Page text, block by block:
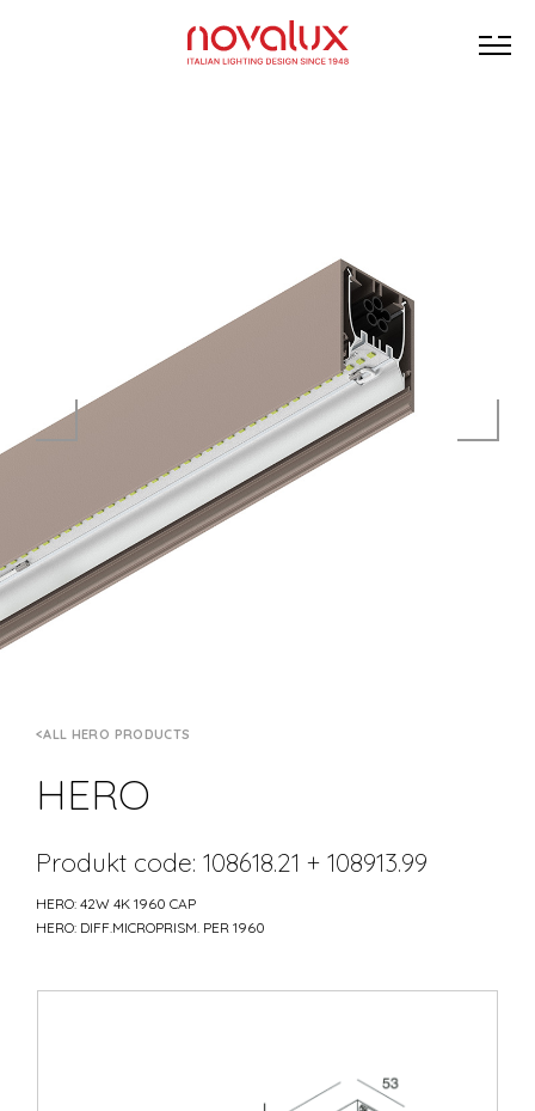
ALL HERO PRODUCTS
HERO
Produkt code: 108618.21 + 108913.99
HERO: 42W 4K 1960 CAP
HERO: DIFF.MICROPRISM. PER 1960